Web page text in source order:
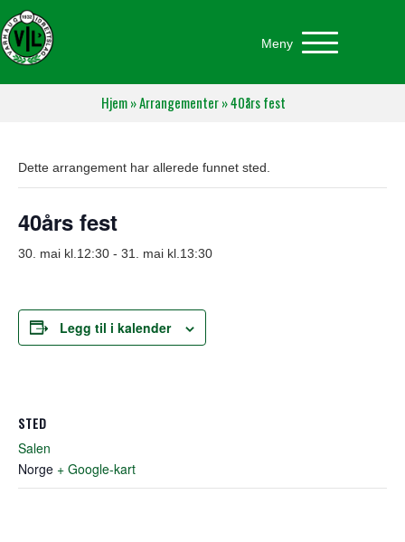
Meny
Hjem»Arrangementer»40års fest
Dette arrangement har allerede funnet sted.
40års fest
30. mai kl.12:30 - 31. mai kl.13:30
Legg til i kalender
STED
Salen
Norge + Google-kart